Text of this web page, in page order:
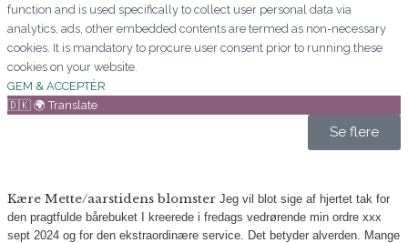
function and is used specifically to collect user personal data via
analytics, ads, other embedded contents are termed as non-necessary
cookies. It is mandatory to procure user consent prior to running these
cookies on your website.
GEM & ACCEPTÈR
🇩🇰 🌍 Translate
Se flere
Kære Mette/aarstidens blomster Jeg vil blot sige af hjertet tak for
den pragtfulde bårebuket I kreerede i fredags vedrørende min ordre xxx
sept 2024 og for den ekstraordinære service. Det betyder alverden.
Mange